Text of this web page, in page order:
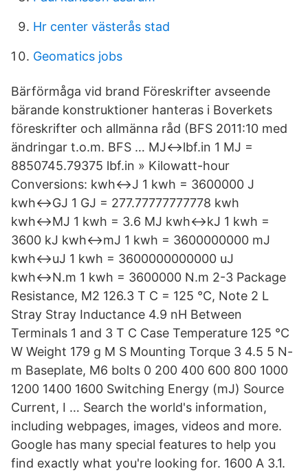
Hr center västerås stad
Geomatics jobs
Bärförmåga vid brand Föreskrifter avseende
bärande konstruktioner hanteras i Boverkets
föreskrifter och allmänna råd (BFS 2011:10 med
ändringar t.o.m. BFS … MJ↔lbf.in 1 MJ =
8850745.79375 lbf.in » Kilowatt-hour
Conversions: kwh↔J 1 kwh = 3600000 J
kwh↔GJ 1 GJ = 277.77777777778 kwh
kwh↔MJ 1 kwh = 3.6 MJ kwh↔kJ 1 kwh =
3600 kJ kwh↔mJ 1 kwh = 3600000000 mJ
kwh↔uJ 1 kwh = 3600000000000 uJ
kwh↔N.m 1 kwh = 3600000 N.m 2-3 Package
Resistance, M2 126.3 T C = 125 °C, Note 2 L
Stray Stray Inductance 4.9 nH Between
Terminals 1 and 3 T C Case Temperature 125 °C
W Weight 179 g M S Mounting Torque 3 4.5 5 N-
m Baseplate, M6 bolts 0 200 400 600 800 1000
1200 1400 1600 Switching Energy (mJ) Source
Current, I … Search the world's information,
including webpages, images, videos and more.
Google has many special features to help you
find exactly what you're looking for. 1600 A 3.1.